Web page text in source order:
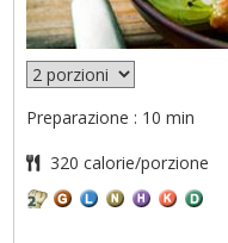
Preparazione : 10 min
320 calorie/porzione